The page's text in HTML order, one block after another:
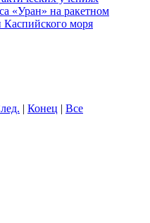
«Уран» на ракетном
Каспийского моря
| Конец | Все